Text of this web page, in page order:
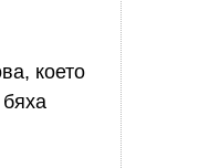
което